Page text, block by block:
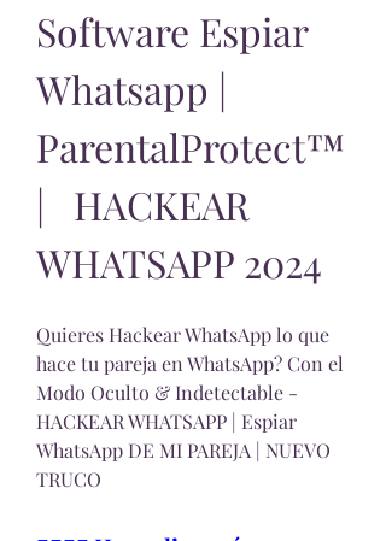
Software Espiar
Whatsapp |
ParentalProtect™️
|   HACKEAR
WHATSAPP 2024
Quieres Hackear WhatsApp lo que
hace tu pareja en WhatsApp? Con el
Modo Oculto & Indetectable -
HACKEAR WHATSAPP | Espiar
WhatsApp DE MI PAREJA | NUEVO
TRUCO